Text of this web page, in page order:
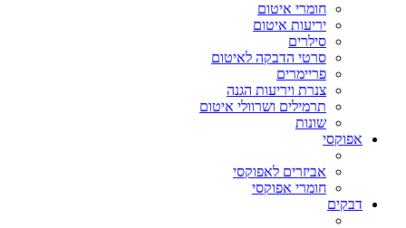
חומרי איטום
יריעות איטום
סילרים
סרטי הדבקה לאיטום
פריימרים
צנרת ויריעות הגנה
תרמילים ושרוולי איטום
שונות
אפוקסי
אביזרים לאפוקסי
חומרי אפוקסי
דבקים